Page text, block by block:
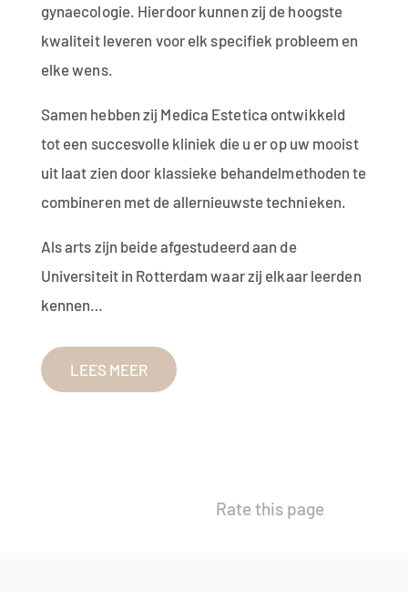
gynaecologie. Hierdoor kunnen zij de hoogste
kwaliteit leveren voor elk specifiek probleem en
elke wens.
Samen hebben zij Medica Estetica ontwikkeld
tot een succesvolle kliniek die u er op uw mooist
uit laat zien door klassieke behandelmethoden te
combineren met de allernieuwste technieken.
Als arts zijn beide afgestudeerd aan de
Universiteit in Rotterdam waar zij elkaar leerden
kennen…
LEES MEER
Rate this page